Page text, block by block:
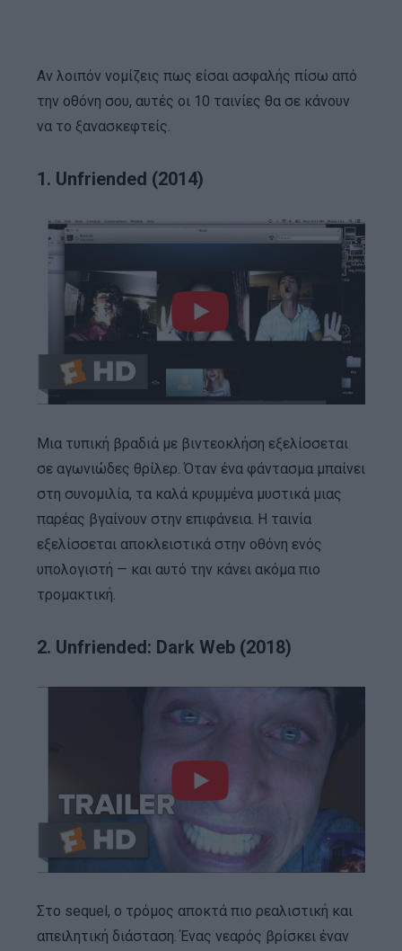
Αν λοιπόν νομίζεις πως είσαι ασφαλής πίσω από
την οθόνη σου, αυτές οι 10 ταινίες θα σε κάνουν
να το ξανασκεφτείς.
1. Unfriended (2014)
Μια τυπική βραδιά με βιντεοκλήση εξελίσσεται
σε αγωνιώδες θρίλερ. Όταν ένα φάντασμα μπαίνει
στη συνομιλία, τα καλά κρυμμένα μυστικά μιας
παρέας βγαίνουν στην επιφάνεια. Η ταινία
εξελίσσεται αποκλειστικά στην οθόνη ενός
υπολογιστή — και αυτό την κάνει ακόμα πιο
τρομακτική.
2. Unfriended: Dark Web (2018)
Στο sequel, ο τρόμος αποκτά πιο ρεαλιστική και
απειλητική διάσταση. Ένας νεαρός βρίσκει έναν